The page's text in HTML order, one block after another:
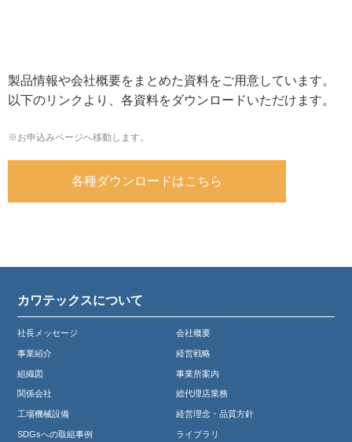
製品情報や会社概要をまとめた資料をご用意しています。
以下のリンクより、各資料をダウンロードいただけます。
※お申込みページへ移動します。
各種ダウンロードはこちら
カワテックスについて
社長メッセージ 会社概要
事業紹介 経営戦略
組織図 事業所案内
関係会社 総代理店業務
工場機械設備 経営理念・品質方針
SDGsへの取組事例 ライブラリ